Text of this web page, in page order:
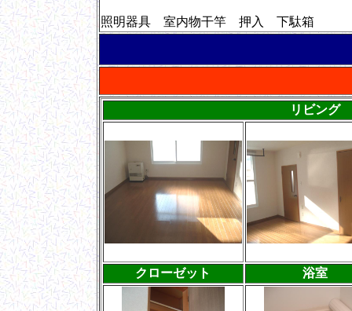
照明器具 室内物干竿 押入 下駄箱
リビング
クローゼット 浴室